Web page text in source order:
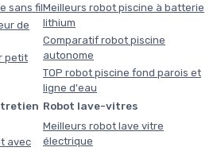
sans fil
de
petit
Meilleurs robot piscine à batterie
lithium
Comparatif robot piscine
autonome
TOP robot piscine fond parois et
ligne d'eau
avec
Robot lave-vitres
Meilleurs robot lave vitre
électrique